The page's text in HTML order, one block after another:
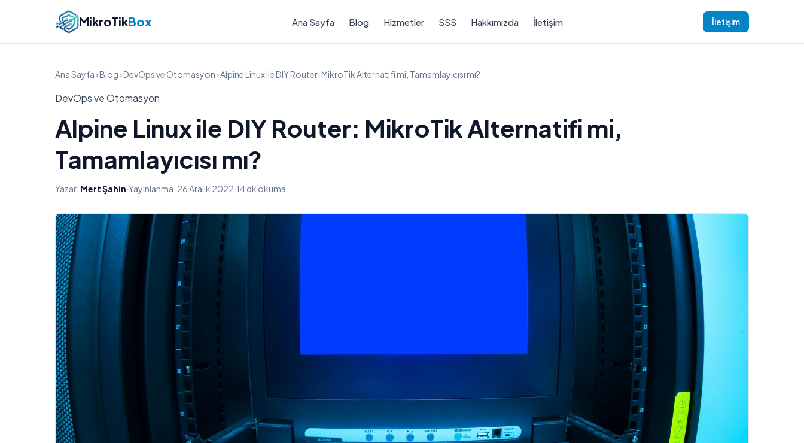
MikroTikBox Ana Sayfa Blog Hizmetler SSS Hakkımızda İletişim İletişim
Ana Sayfa›Blog›DevOps ve Otomasyon› Alpine Linux ile DIY Router: MikroTik Alternatifi mi, Tamamlayıcısı mı?
DevOps ve Otomasyon
Alpine Linux ile DIY Router: MikroTik Alternatifi mi,
Tamamlayıcısı mı?
Yazar: Mert Şahin·Yayınlanma: 26 Aralık 2022·14 dk okuma